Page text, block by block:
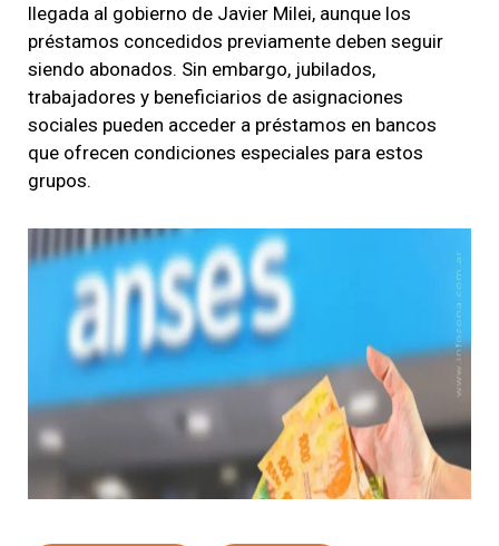
llegada al gobierno de Javier Milei, aunque los
préstamos concedidos previamente deben seguir
siendo abonados. Sin embargo, jubilados,
trabajadores y beneficiarios de asignaciones
sociales pueden acceder a préstamos en bancos
que ofrecen condiciones especiales para estos
grupos.